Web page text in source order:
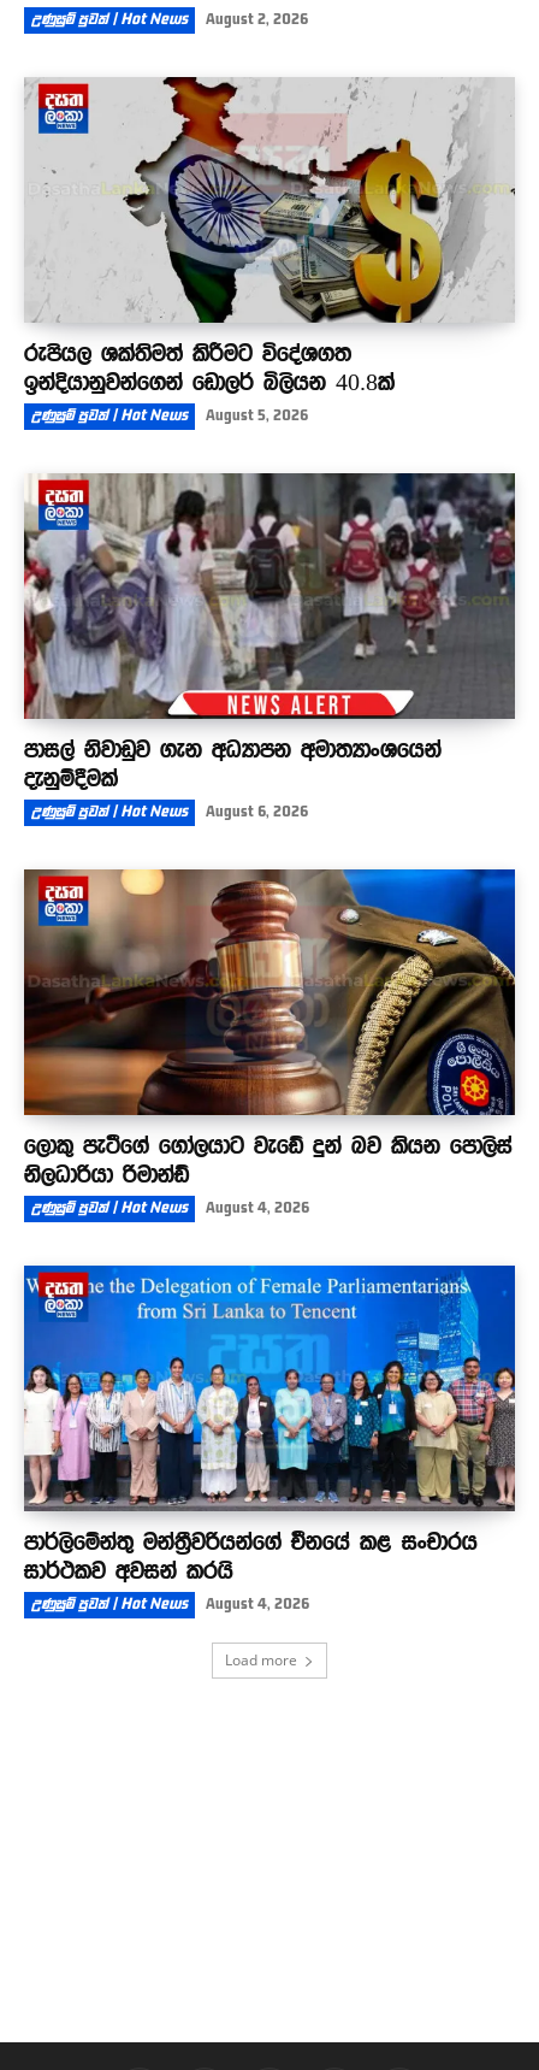
උණුසුම් පුවත් | Hot News August 2, 2026
රුපියල ශක්තිමත් කිරීමට විදේශගත
ඉන්දියානුවන්ගෙන් ඩොලර් බිලියන 40.8ක්
උණුසුම් පුවත් | Hot News August 5, 2026
පාසල් නිවාඩුව ගැන අධ්‍යාපන අමාත්‍යාංශයෙන්
දැනුම්දීමක්
උණුසුම් පුවත් | Hot News August 6, 2026
ලොකු පැටීගේ ගෝලයාට වැඩේ දුන් බව කියන පොලිස්
නිලධාරියා රිමාන්ඩ්
උණුසුම් පුවත් | Hot News August 4, 2026
පාර්ලිමේන්තු මන්ත්‍රීවරියන්ගේ චීනයේ කළ සංචාරය
සාර්ථකව අවසන් කරයි
උණුසුම් පුවත් | Hot News August 4, 2026
Load more